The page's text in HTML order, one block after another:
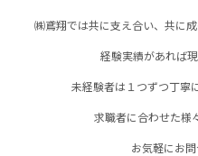
㈱鳶翔では共に支え合い、共に
経験実績があれば
未経験者は１つずつ丁寧
求職者に合わせた様
お気軽にお